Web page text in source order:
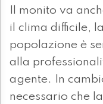
Il monito va
il clima difficile,
popolazione è
alla
agente. In
necessario che